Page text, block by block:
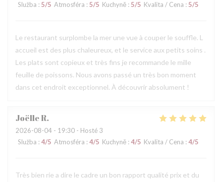
Služba : 5/5 Atmosféra : 5/5 Kuchyně : 5/5 Kvalita / Cena : 5/5
Le restaurant surplombe la mer une vue à couper le souffle. L
accueil est des plus chaleureux, et le service aux petits soins .
Les plats sont copieux et très fins je recommande le mille
feuille de poissons. Nous avons passé un très bon moment
dans cet endroit exceptionnel. À découvrir absolument !
JoëlleR
2026-08-04 - 19:30 - Hosté 3
Služba : 4/5 Atmosféra : 4/5 Kuchyně : 4/5 Kvalita / Cena : 4/5
Très bien rie a dire le cadre un bon rapport qualité prix et du